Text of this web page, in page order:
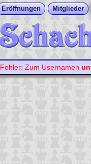
Eröffnungen Mitglieder
Fehler: Zum Usernamen